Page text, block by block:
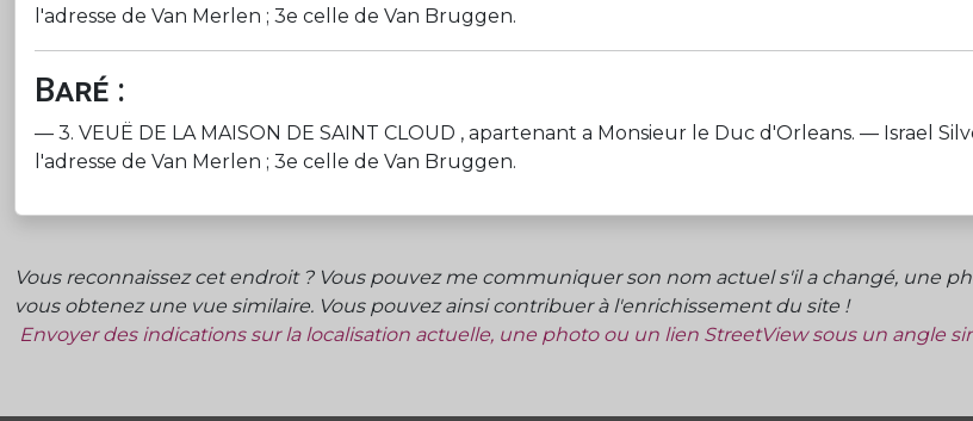
l'adresse de Van Merlen ; 3e celle de Van Bruggen.
Baré :
— 3. VEUË DE LA MAISON DE SAINT CLOUD , apartenant a Monsieur le Duc d'Orleans. — Israel
l'adresse de Van Merlen ; 3e celle de Van Bruggen.
Vous reconnaissez cet endroit ? Vous pouvez me communiquer son nom actuel s'il a changé, une
vous obtenez une vue similaire. Vous pouvez ainsi contribuer à l'enrichissement du site !
Envoyer des indications sur la localisation actuelle, une photo ou un lien StreetView sous un angle